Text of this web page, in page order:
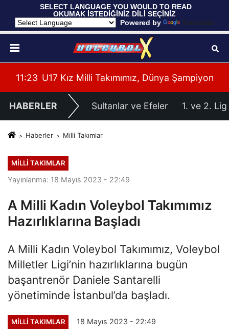
SELECT LANGUAGE YOU WOULD TO READ
OKUMAK İSTEDİĞİNİZ DİLİ SEÇİNİZ
Powered by
Translate
Belli Oldu
11:23 U17 Kız Milli Takımımız, Dünya
HABERLER Sultanlar ve Efeler 1. ve 2. Lig
Haberler Milli Takımlar
MILLI TAKIMLAR
Yayınlanma: 18 Mayıs 2023 - 22:49
A Milli Kadın Voleybol Takımımız
Hazırlıklarına Başladı
A Milli Kadın Voleybol Takımımız, Voleybol
Milletler Ligi’nin hazırlıklarına bugün
başantrenör Daniele Santarelli
yönetiminde İstanbul’da başladı.
MILLI TAKIMLAR 18 Mayıs 2023 - 22:49